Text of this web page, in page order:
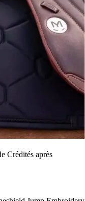
Crédités après